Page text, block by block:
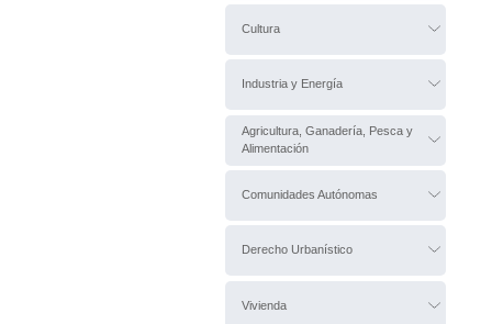
Cultura
Industria y Energía
Agricultura, Ganadería, Pesca y
Alimentación
Comunidades Autónomas
Derecho Urbanístico
Vivienda